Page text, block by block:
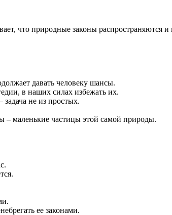
что природные законы распространяются
давать человеку шансы.
в наших силах избежать их.
не из простых.
маленькие частицы этой самой природы.
ее законами.